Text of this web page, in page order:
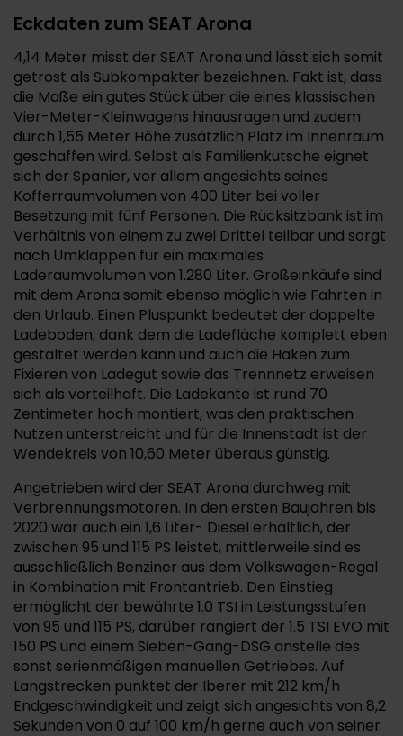
Eckdaten zum SEAT Arona
4,14 Meter misst der SEAT Arona und lässt sich somit
getrost als Subkompakter bezeichnen. Fakt ist, dass
die Maße ein gutes Stück über die eines klassischen
Vier-Meter-Kleinwagens hinausragen und zudem
durch 1,55 Meter Höhe zusätzlich Platz im Innenraum
geschaffen wird. Selbst als Familienkutsche eignet
sich der Spanier, vor allem angesichts seines
Kofferraumvolumen von 400 Liter bei voller
Besetzung mit fünf Personen. Die Rücksitzbank ist im
Verhältnis von einem zu zwei Drittel teilbar und sorgt
nach Umklappen für ein maximales
Laderaumvolumen von 1.280 Liter. Großeinkäufe sind
mit dem Arona somit ebenso möglich wie Fahrten in
den Urlaub. Einen Pluspunkt bedeutet der doppelte
Ladeboden, dank dem die Ladefläche komplett eben
gestaltet werden kann und auch die Haken zum
Fixieren von Ladegut sowie das Trennnetz erweisen
sich als vorteilhaft. Die Ladekante ist rund 70
Zentimeter hoch montiert, was den praktischen
Nutzen unterstreicht und für die Innenstadt ist der
Wendekreis von 10,60 Meter überaus günstig.
Angetrieben wird der SEAT Arona durchweg mit
Verbrennungsmotoren. In den ersten Baujahren bis
2020 war auch ein 1,6 Liter- Diesel erhältlich, der
zwischen 95 und 115 PS leistet, mittlerweile sind es
ausschließlich Benziner aus dem Volkswagen-Regal
in Kombination mit Frontantrieb. Den Einstieg
ermöglicht der bewährte 1.0 TSI in Leistungsstufen
von 95 und 115 PS, darüber rangiert der 1.5 TSI EVO mit
150 PS und einem Sieben-Gang-DSG anstelle des
sonst serienmäßigen manuellen Getriebes. Auf
Langstrecken punktet der Iberer mit 212 km/h
Endgeschwindigkeit und zeigt sich angesichts von 8,2
Sekunden von 0 auf 100 km/h gerne auch von seiner